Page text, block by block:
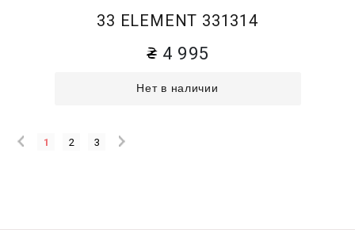
33 ELEMENT 331314
4 995
Нет в наличии
1 2 3